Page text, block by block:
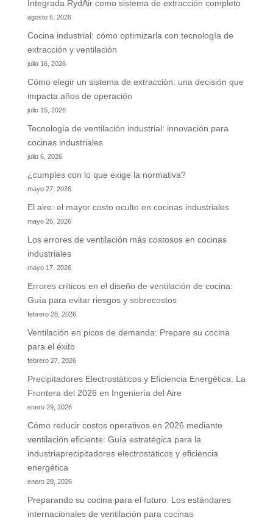
Integrada RydAir como sistema de extracción completo
agosto 6, 2026
Cocina industrial: cómo optimizarla con tecnología de
extracción y ventilación
julio 16, 2026
Cómo elegir un sistema de extracción: una decisión que
impacta años de operación
julio 15, 2026
Tecnología de ventilación industrial: innovación para
cocinas industriales
julio 6, 2026
¿cumples con lo que exige la normativa?
mayo 27, 2026
El aire: el mayor costo oculto en cocinas industriales
mayo 26, 2026
Los errores de ventilación más costosos en cocinas
industriales
mayo 17, 2026
Errores críticos en el diseño de ventilación de cocina:
Guía para evitar riesgos y sobrecostos
febrero 28, 2026
Ventilación en picos de demanda: Prepare su cocina
para el éxito
febrero 27, 2026
Precipitadores Electrostáticos y Eficiencia Energética: La
Frontera del 2026 en Ingeniería del Aire
enero 29, 2026
Cómo reducir costos operativos en 2026 mediante
ventilación eficiente: Guía estratégica para la
industriaprecipitadores electrostáticos y eficiencia
energética
enero 28, 2026
Preparando su cocina para el futuro: Los estándares
internacionales de ventilación para cocinas